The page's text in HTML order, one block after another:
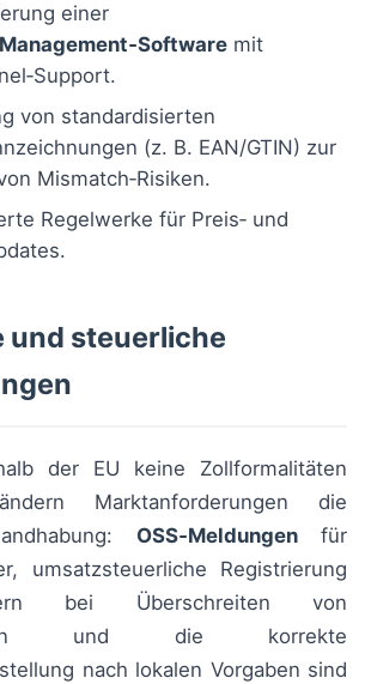
einer
mit
von standardisierten
(z. B. EAN/GTIN) zur
Mismatch‑Risiken.
Regelwerke für Preis‑ und
und steuerliche
der EU keine Zollformalitäten
Marktanforderungen die
OSS‑Meldungenfür
umsatzsteuerliche Registrierung
bei Überschreiten von
und die korrekte
nach lokalen Vorgaben sind